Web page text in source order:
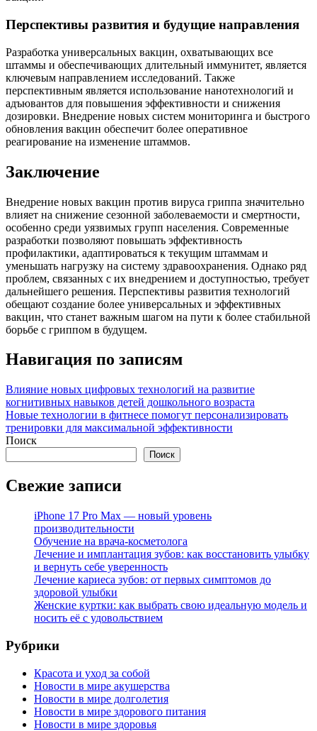
Перспективы развития и будущие направления
Разработка универсальных вакцин, охватывающих все
штаммы и обеспечивающих длительный иммунитет, является
ключевым направлением исследований. Также
перспективным является использование нанотехнологий и
адъювантов для повышения эффективности и снижения
дозировки. Внедрение новых систем мониторинга и быстрого
обновления вакцин обеспечит более оперативное
реагирование на изменение штаммов.
Заключение
Внедрение новых вакцин против вируса гриппа значительно
влияет на снижение сезонной заболеваемости и смертности,
особенно среди уязвимых групп населения. Современные
разработки позволяют повышать эффективность
профилактики, адаптироваться к текущим штаммам и
уменьшать нагрузку на систему здравоохранения. Однако ряд
проблем, связанных с их внедрением и доступностью, требует
дальнейшего решения. Перспективы развития технологий
обещают создание более универсальных и эффективных
вакцин, что станет важным шагом на пути к более стабильной
борьбе с гриппом в будущем.
Навигация по записям
Влияние новых цифровых технологий на развитие
когнитивных навыков детей дошкольного возраста
Новые технологии в фитнесе помогут персонализировать
тренировки для максимальной эффективности
Поиск
Поиск
Свежие записи
iPhone 17 Pro Max — новый уровень
производительности
Обучение на врача-косметолога
Лечение и имплантация зубов: как восстановить улыбку
и вернуть себе уверенность
Лечение кариеса зубов: от первых симптомов до
здоровой улыбки
Женские куртки: как выбрать свою идеальную модель и
носить её с удовольствием
Рубрики
Красота и уход за собой
Новости в мире акушерства
Новости в мире долголетия
Новости в мире здорового питания
Новости в мире здоровья